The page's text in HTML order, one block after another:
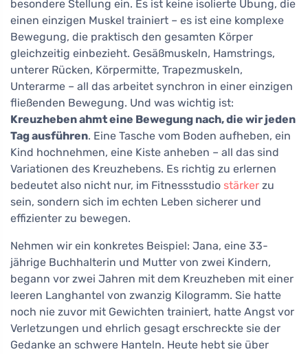
besondere Stellung ein. Es ist keine isolierte Übung, die
einen einzigen Muskel trainiert – es ist eine komplexe
Bewegung, die praktisch den gesamten Körper
gleichzeitig einbezieht. Gesäßmuskeln, Hamstrings,
unterer Rücken, Körpermitte, Trapezmuskeln,
Unterarme – all das arbeitet synchron in einer einzigen
fließenden Bewegung. Und was wichtig ist:
Kreuzheben ahmt eine Bewegung nach, die wir jeden
Tag ausführen. Eine Tasche vom Boden aufheben, ein
Kind hochnehmen, eine Kiste anheben – all das sind
Variationen des Kreuzhebens. Es richtig zu erlernen
bedeutet also nicht nur, im Fitnessstudio stärker zu
sein, sondern sich im echten Leben sicherer und
effizienter zu bewegen.
Nehmen wir ein konkretes Beispiel: Jana, eine 33-
jährige Buchhalterin und Mutter von zwei Kindern,
begann vor zwei Jahren mit dem Kreuzheben mit einer
leeren Langhantel von zwanzig Kilogramm. Sie hatte
noch nie zuvor mit Gewichten trainiert, hatte Angst vor
Verletzungen und ehrlich gesagt erschreckte sie der
Gedanke an schwere Hanteln. Heute hebt sie über